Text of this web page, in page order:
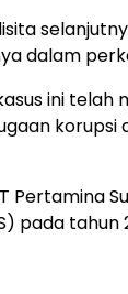
dalam
ini
Pertamina
pada tahun